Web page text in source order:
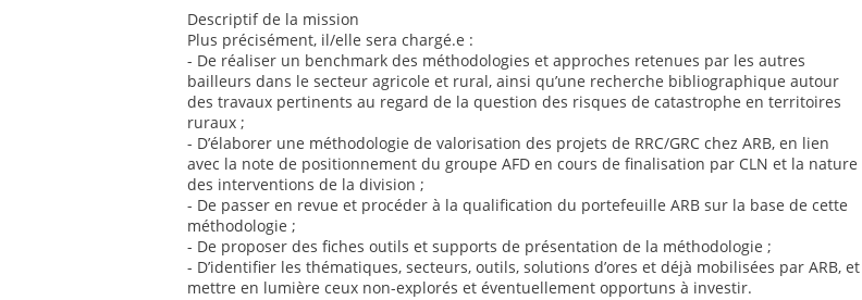
Descriptif de la mission
Plus précisément, il/elle sera chargé.e :
- De réaliser un benchmark des méthodologies et approches retenues par les autres
bailleurs dans le secteur agricole et rural, ainsi qu’une recherche bibliographique autour
des travaux pertinents au regard de la question des risques de catastrophe en territoires
ruraux ;
- D’élaborer une méthodologie de valorisation des projets de RRC/GRC chez ARB, en lien
avec la note de positionnement du groupe AFD en cours de finalisation par CLN et la nature
des interventions de la division ;
- De passer en revue et procéder à la qualification du portefeuille ARB sur la base de cette
méthodologie ;
- De proposer des fiches outils et supports de présentation de la méthodologie ;
- D’identifier les thématiques, secteurs, outils, solutions d’ores et déjà mobilisées par ARB, et
mettre en lumière ceux non-explorés et éventuellement opportuns à investir.